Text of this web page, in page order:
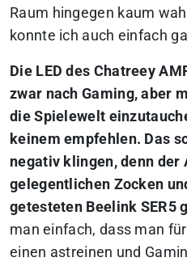
Raum hingegen kaum
konnte ich auch einfach
Die LED des Chatreey
zwar nach Gaming, aber
die Spielewelt
keinem empfehlen. Das
negativ klingen, denn der
gelegentlichen Zocken
getesteten Beelink SER5
man einfach, dass man
einen astreinen und